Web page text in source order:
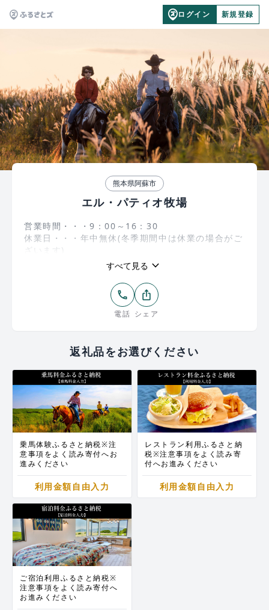
ログイン 新規登録
熊本県阿蘇市
エル・パティオ牧場
営業時間・・・9：00～16：30
休業日・・・年中無休(冬季期間中は休業の場合がご
ざいます)
熊本県の阿蘇山の一角にあるエルパティオ牧場は、
阿蘇の四季折々の表情を感じながら、お過ごし出来
るアクティビティリゾート施設です。
広大な草原に広がる自然と、人懐っこい犬や馬たち
が出迎えてくれます。
も心もリラックスした時間を過ごすことが出来ま
乗馬・宿泊につきましてはご利用当日の天候や馬の
健康状態、施設休業期間、予約混雑などにより体験
を実施できない場合がございます。
ご利用される際は事前に店舗まで天候や予約状況、
料金などのご確認をお問い合わせの上、乗馬体験お
よび宿泊をご利用くださいますようお願い致しま
す。
すべて見る keyboard_arrow_down
phone
電話
ios_share
シェア
返礼品をお選びください
乗馬体験ふるさと納税※注
意事項をよく読み寄付へお
進みください
利用金額自由入力
レストラン利用ふるさと納
税※注意事項をよく読み寄
付へお進みください
利用金額自由入力
ご宿泊利用ふるさと納税※
注意事項をよく読み寄付へ
お進みください